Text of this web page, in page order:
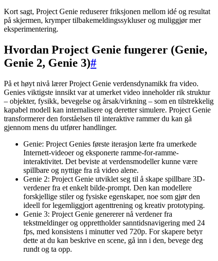
Kort sagt, Project Genie reduserer friksjonen mellom idé og resultat
på skjermen, krymper tilbakemeldingssykluser og muliggjør mer
eksperimentering.
Hvordan Project Genie fungerer (Genie,
Genie 2, Genie 3)#
På et høyt nivå lærer Project Genie verdensdynamikk fra video.
Genies viktigste innsikt var at umerket video inneholder rik struktur
– objekter, fysikk, bevegelse og årsak/virkning – som en tilstrekkelig
kapabel modell kan internalisere og deretter simulere. Project Genie
transformerer den forståelsen til interaktive rammer du kan gå
gjennom mens du utfører handlinger.
Genie: Project Genies første iterasjon lærte fra umerkede
Internett-videoer og eksponerte ramme-for-ramme-
interaktivitet. Det beviste at verdensmodeller kunne være
spillbare og nyttige fra rå video alene.
Genie 2: Project Genie utviklet seg til å skape spillbare 3D-
verdener fra et enkelt bilde-prompt. Den kan modellere
forskjellige stiler og fysiske egenskaper, noe som gjør den
ideell for legemliggjort agenttrening og kreativ prototyping.
Genie 3: Project Genie genererer nå verdener fra
tekstmeldinger og opprettholder sanntidsnavigering med 24
fps, med konsistens i minutter ved 720p. For skapere betyr
dette at du kan beskrive en scene, gå inn i den, bevege deg
rundt og ta opp.